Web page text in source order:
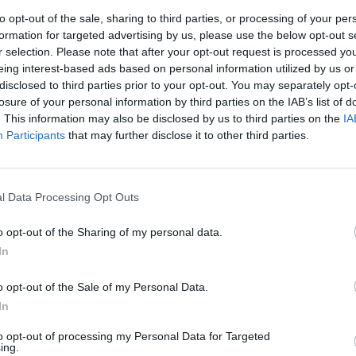
opt-out of the sale, sharing to third parties, or processing of your
for targeted advertising by us, please use the below opt-out
selection. Please note that after your opt-out request is processed
interest-based ads based on personal information utilized by us
to third parties prior to your opt-out. You may separately
of your personal information by third parties on the IAB’s list of
This information may also be disclosed by us to third parties on the
Participants that may further disclose it to other third parties.
Data Processing Opt Outs
opt-out of the Sharing of my personal data.
opt-out of the Sale of my Personal Data.
opt-out of processing my Personal Data for Targeted
antioxidáns- és tápanyagtartalmát gazdagíthatjuk.